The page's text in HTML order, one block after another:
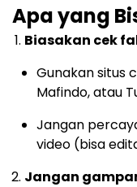
Apa yang
Biasakan cek
Gunakan situs
Mafindo, atau
Jangan
video (bisa
Jangan